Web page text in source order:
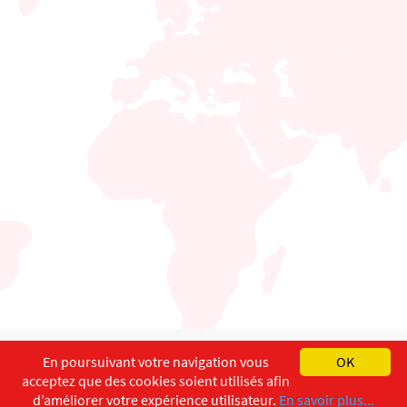
English Français
Copyright ©ISEC-AdW Impressum
OK
En poursuivant votre navigation vous
acceptez que des cookies soient utilisés afin
d’améliorer votre expérience utilisateur. En savoir plus...